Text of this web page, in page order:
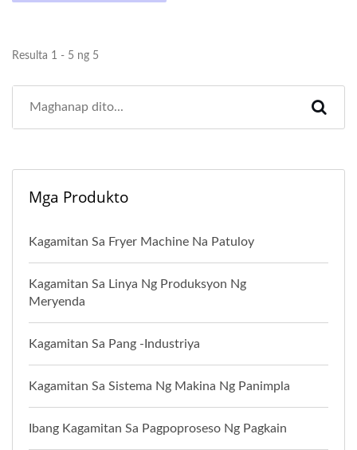
Resulta 1 - 5 ng 5
Mga Produkto
Kagamitan Sa Fryer Machine Na Patuloy
Kagamitan Sa Linya Ng Produksyon Ng
Meryenda
Kagamitan Sa Pang -industriya
Kagamitan Sa Sistema Ng Makina Ng Panimpla
Ibang Kagamitan Sa Pagpoproseso Ng Pagkain